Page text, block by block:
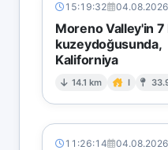
15:19:32 04.08.2026
Moreno Valley'in 7
kuzeydoğusunda,
Kaliforniya
14.1 km I
11:26:14 04.08.2026